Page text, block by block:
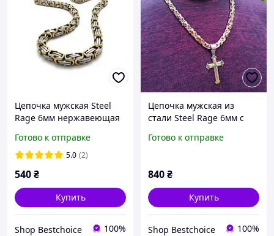
Цепочка мужская Steel
Rage 6мм нержавеющая
позолоченными
вставками
Готово к отправке
5.0 (2)
540₴
Купить
Shop Bestchoiсe 100%
Цепочка мужская из
стали Steel Rage 6мм с
Готово к отправке
840₴
Купить
Shop Bestchoiсe 100%